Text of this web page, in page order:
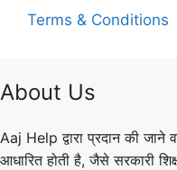
Terms & Conditions
About Us
Aaj Help द्वारा प्रदान की जाने
आधारित होती है, जैसे सरकारी